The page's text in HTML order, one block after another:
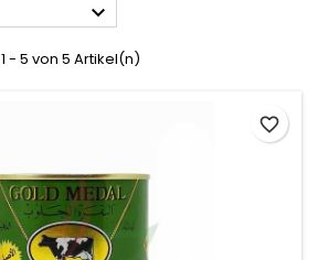

1 - 5 von 5 Artikel(n)
favorite_border